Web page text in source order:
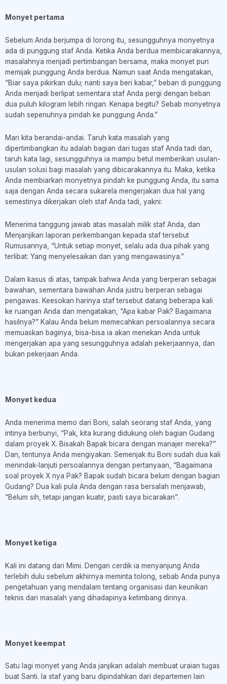
Monyet pertama
Sebelum Anda berjumpa di lorong itu, sesungguhnya monyetnya
ada di punggung staf Anda. Ketika Anda berdua membicarakannya,
masalahnya menjadi pertimbangan bersama, maka monyet pun
memijak punggung Anda berdua. Namun saat Anda mengatakan,
“Biar saya pikirkan dulu; nanti saya beri kabar,” beban di punggung
Anda menjadi berlipat sementara staf Anda pergi dengan beban
dua puluh kilogram lebih ringan. Kenapa begitu? Sebab monyetnya
sudah sepenuhnya pindah ke punggung Anda.”
Mari kita berandai-andai. Taruh kata masalah yang
dipertimbangkan itu adalah bagian dari tugas staf Anda tadi dan,
taruh kata lagi, sesungguhnya ia mampu betul memberikan usulan-
usulan solusi bagi masalah yang dibicarakannya itu. Maka, ketika
Anda membiarkan monyetnya pindah ke punggung Anda, itu sama
saja dengan Anda secara sukarela mengerjakan dua hal yang
semestinya dikerjakan oleh staf Anda tadi, yakni:
Menerima tanggung jawab atas masalah milik staf Anda, dan
Menjanjikan laporan perkembangan kepada staf tersebut
Rumusannya, “Untuk setiap monyet, selalu ada dua pihak yang
terlibat: Yang menyelesaikan dan yang mengawasinya.”
Dalam kasus di atas, tampak bahwa Anda yang berperan sebagai
bawahan, sementara bawahan Anda justru berperan sebagai
pengawas. Keesokan harinya staf tersebut datang beberapa kali
ke ruangan Anda dan mengatakan, “Apa kabar Pak? Bagaimana
hasilnya?” Kalau Anda belum memecahkan persoalannya secara
memuaskan baginya, bisa-bisa ia akan menekan Anda untuk
mengerjakan apa yang sesungguhnya adalah pekerjaannya, dan
bukan pekerjaan Anda.
Monyet kedua
Anda menerima memo dari Boni, salah seorang staf Anda, yang
intinya berbunyi, “Pak, kita kurang didukung oleh bagian Gudang
dalam proyek X. Bisakah Bapak bicara dengan manajer mereka?”
Dan, tentunya Anda mengiyakan. Semenjak itu Boni sudah dua kali
menindak-lanjuti persoalannya dengan pertanyaan, “Bagaimana
soal proyek X nya Pak? Bapak sudah bicara belum dengan bagian
Gudang? Dua kali pula Anda dengan rasa bersalah menjawab,
“Belum sih, tetapi jangan kuatir, pasti saya bicarakan”.
Monyet ketiga
Kali ini datang dari Mimi. Dengan cerdik ia menyanjung Anda
terlebih dulu sebelum akhirnya meminta tolong, sebab Anda punya
pengetahuan yang mendalam tentang organisasi dan keunikan
teknis dari masalah yang dihadapinya ketimbang dirinya.
Monyet keempat
Satu lagi monyet yang Anda janjikan adalah membuat uraian tugas
buat Santi. Ia staf yang baru dipindahkan dari departemen lain